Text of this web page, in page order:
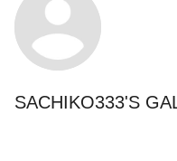
SACHIKO333'S